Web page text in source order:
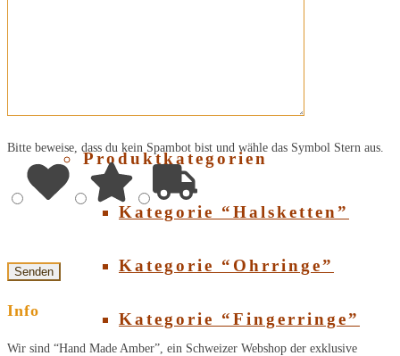
Produktkategorien
Kategorie “Halsketten”
Kategorie “Ohrringe”
Kategorie “Fingerringe”
Bitte beweise, dass du kein Spambot bist und wähle das Symbol Stern aus.
Info
Wir sind “Hand Made Amber”, ein Schweizer Webshop der exklusive